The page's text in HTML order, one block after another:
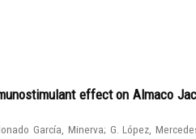
effect on Almaco
García, Minerva; G. López,